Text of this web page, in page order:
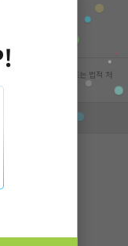
복제, 전송, 수정, 배포는 법적 처